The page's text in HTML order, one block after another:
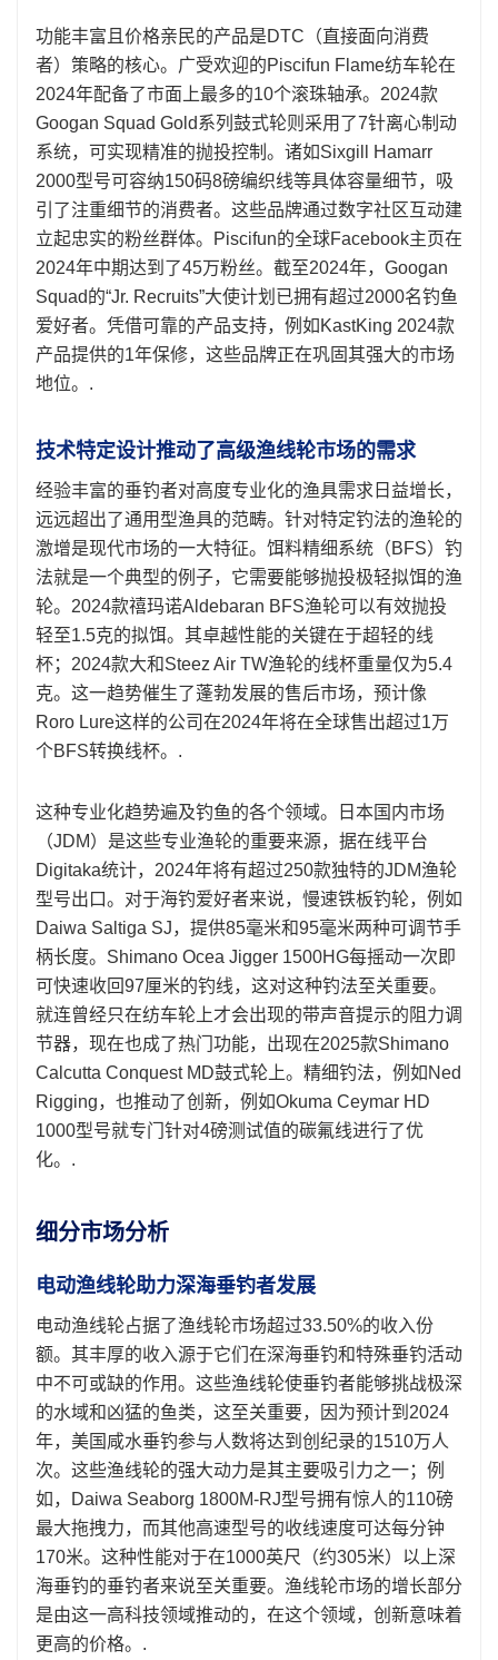
功能丰富且价格亲民的产品是DTC（直接面向消费
者）策略的核心。广受欢迎的Piscifun Flame纺车轮在
2024年配备了市面上最多的10个滚珠轴承。2024款
Googan Squad Gold系列鼓式轮则采用了7针离心制动
系统，可实现精准的抛投控制。诸如Sixgill Hamarr
2000型号可容纳150码8磅编织线等具体容量细节，吸
引了注重细节的消费者。这些品牌通过数字社区互动建
立起忠实的粉丝群体。Piscifun的全球Facebook主页在
2024年中期达到了45万粉丝。截至2024年，Googan
Squad的“Jr. Recruits”大使计划已拥有超过2000名钓鱼
爱好者。凭借可靠的产品支持，例如KastKing 2024款
产品提供的1年保修，这些品牌正在巩固其强大的市场
地位。.
技术特定设计推动了高级渔线轮市场的需求
经验丰富的垂钓者对高度专业化的渔具需求日益增长，
远远超出了通用型渔具的范畴。针对特定钓法的渔轮的
激增是现代市场的一大特征。饵料精细系统（BFS）钓
法就是一个典型的例子，它需要能够抛投极轻拟饵的渔
轮。2024款禧玛诺Aldebaran BFS渔轮可以有效抛投
轻至1.5克的拟饵。其卓越性能的关键在于超轻的线
杯；2024款大和Steez Air TW渔轮的线杯重量仅为5.4
克。这一趋势催生了蓬勃发展的售后市场，预计像
Roro Lure这样的公司在2024年将在全球售出超过1万
个BFS转换线杯。.
这种专业化趋势遍及钓鱼的各个领域。日本国内市场
（JDM）是这些专业渔轮的重要来源，据在线平台
Digitaka统计，2024年将有超过250款独特的JDM渔轮
型号出口。对于海钓爱好者来说，慢速铁板钓轮，例如
Daiwa Saltiga SJ，提供85毫米和95毫米两种可调节手
柄长度。Shimano Ocea Jigger 1500HG每摇动一次即
可快速收回97厘米的钓线，这对这种钓法至关重要。
就连曾经只在纺车轮上才会出现的带声音提示的阻力调
节器，现在也成了热门功能，出现在2025款Shimano
Calcutta Conquest MD鼓式轮上。精细钓法，例如Ned
Rigging，也推动了创新，例如Okuma Ceymar HD
1000型号就专门针对4磅测试值的碳氟线进行了优
化。.
细分市场分析
电动渔线轮助力深海垂钓者发展
电动渔线轮占据了渔线轮市场超过33.50%的收入份
额。其丰厚的收入源于它们在深海垂钓和特殊垂钓活动
中不可或缺的作用。这些渔线轮使垂钓者能够挑战极深
的水域和凶猛的鱼类，这至关重要，因为预计到2024
年，美国咸水垂钓参与人数将达到创纪录的1510万人
次。这些渔线轮的强大动力是其主要吸引力之一；例
如，Daiwa Seaborg 1800M-RJ型号拥有惊人的110磅
最大拖拽力，而其他高速型号的收线速度可达每分钟
170米。这种性能对于在1000英尺（约305米）以上深
海垂钓的垂钓者来说至关重要。渔线轮市场的增长部分
是由这一高科技领域推动的，在这个领域，创新意味着
更高的价格。.